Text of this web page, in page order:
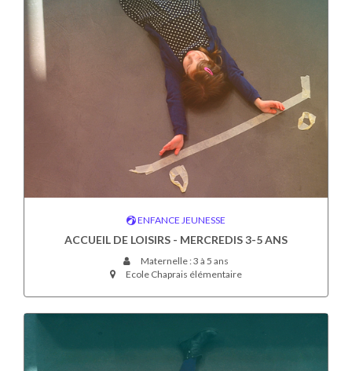
ENFANCE JEUNESSE
ACCUEIL DE LOISIRS - MERCREDIS 3-5 ANS
Maternelle : 3 à 5 ans
Ecole Chaprais élémentaire